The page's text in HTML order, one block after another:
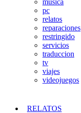
musica
pc
relatos
reparaciones
restringido
servicios
traduccion
tv
viajes
videojuegos
RELATOS